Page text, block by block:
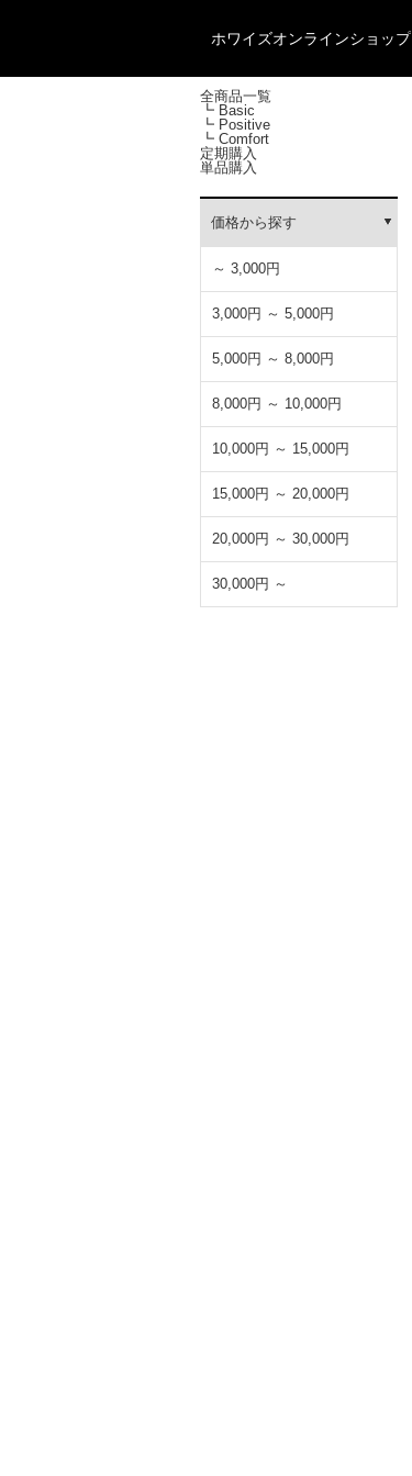
ホワイズオンラインショップ
全商品一覧
┗ Basic
┗ Positive
┗ Comfort
定期購入
単品購入
価格から探す
～ 3,000円
3,000円 ～ 5,000円
5,000円 ～ 8,000円
8,000円 ～ 10,000円
10,000円 ～ 15,000円
15,000円 ～ 20,000円
20,000円 ～ 30,000円
30,000円 ～